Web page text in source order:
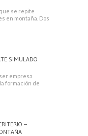
se repite
en montaña. Dos
SIMULADO
empresa
formación de
–